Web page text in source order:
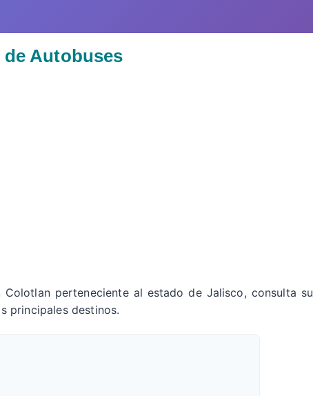
Autobuses
perteneciente al estado de Jalisco, consulta su
principales destinos.